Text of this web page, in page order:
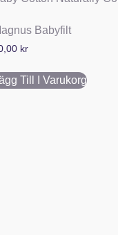
Babyfilt
kr
Till I Varukorg